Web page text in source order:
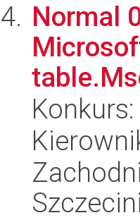
Normal
Konkurs: